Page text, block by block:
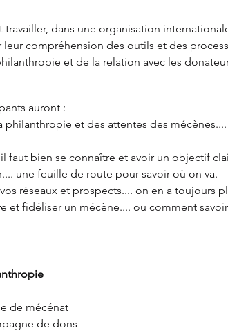
travailler, dans une organisation
compréhension des outils et des
et de la relation avec les
auront :
philanthropie et des attentes des
faut bien se connaître et avoir un objectif
une feuille de route pour savoir où on va.
réseaux et prospects.... on en a toujours
et fidéliser un mécène.... ou comment
de mécénat
de dons